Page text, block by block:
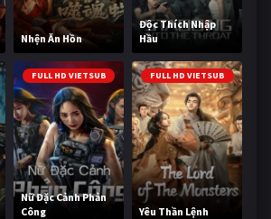
Nhện Ăn Hồn
Độc Thích Nhập
Hầu
FULL HD VIETSUB
Nữ Đặc Cảnh Phản
Công
FULL HD VIETSUB
Yêu Thần Lệnh